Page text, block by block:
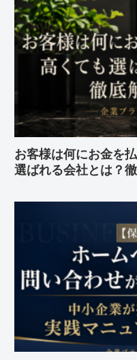
お客様は何にお金を
選ばれる会社とは？